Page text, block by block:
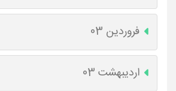
فروردین 03
اردیبهشت 03